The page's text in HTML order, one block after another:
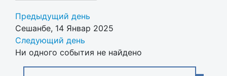
Предыдущий день
Сешанбе, 14 Январ 2025
Следующий день
Ни одного события не найдено